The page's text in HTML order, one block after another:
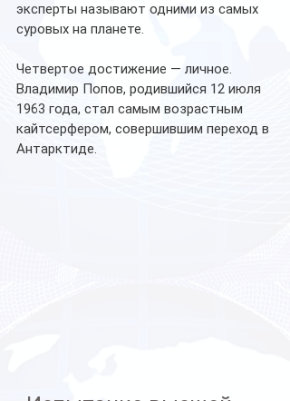
эксперты называют одними из самых
суровых на планете.
Четвертое достижение — личное.
Владимир Попов, родившийся 12 июля
1963 года, стал самым возрастным
кайтсерфером, совершившим переход в
Антарктиде.